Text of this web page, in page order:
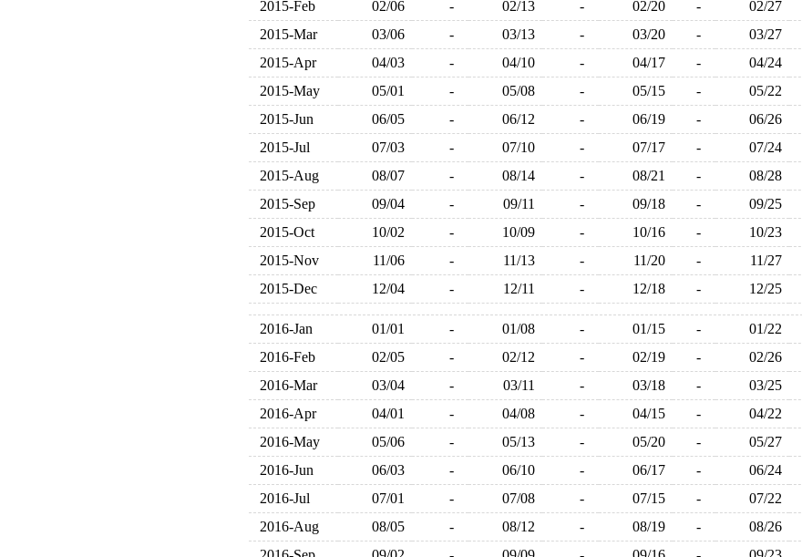
2015-Feb
02/06 - 02/13 - 02/20 - 02/27
2015-Mar
03/06 - 03/13 - 03/20 - 03/27
2015-Apr
04/03 - 04/10 - 04/17 - 04/24
2015-May
05/01 - 05/08 - 05/15 - 05/22
2015-Jun
06/05 - 06/12 - 06/19 - 06/26
2015-Jul
07/03 - 07/10 - 07/17 - 07/24
2015-Aug
08/07 - 08/14 - 08/21 - 08/28
2015-Sep
09/04 - 09/11 - 09/18 - 09/25
2015-Oct
10/02 - 10/09 - 10/16 - 10/23
2015-Nov
11/06 - 11/13 - 11/20 - 11/27
2015-Dec
12/04 - 12/11 - 12/18 - 12/25
2016-Jan 01/01 - 01/08 - 01/15 - 01/22
2016-Feb
02/05 - 02/12 - 02/19 - 02/26
2016-Mar
03/04 - 03/11 - 03/18 - 03/25
2016-Apr
04/01 - 04/08 - 04/15 - 04/22
2016-May
05/06 - 05/13 - 05/20 - 05/27
2016-Jun
06/03 - 06/10 - 06/17 - 06/24
2016-Jul
07/01 - 07/08 - 07/15 - 07/22
2016-Aug
08/05 - 08/12 - 08/19 - 08/26